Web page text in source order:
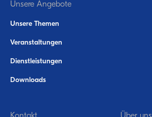
Unsere Angebote
Unsere Themen
Veranstaltungen
Dienstleistungen
Downloads